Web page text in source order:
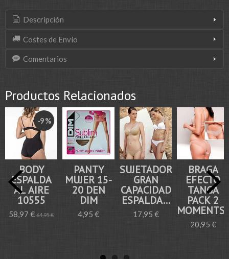
Descripción
Costes de Envío
Comentarios
Productos Relacionados
-9 %
BODY
ESPALDA
AL AIRE
10555
58,97 € 64,95 €
PANTY
MUJER 15-
20 DEN
DIM
4,95 €
SUJETADOR
GRAN
CAPACIDAD
ESPALDA...
17,95 €
BRAGA
EFECTO
TANGA
PACK 2
20,95 €